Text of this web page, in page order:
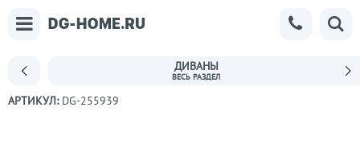
ДИВАНЫ
АРТИКУЛ: DG-255939